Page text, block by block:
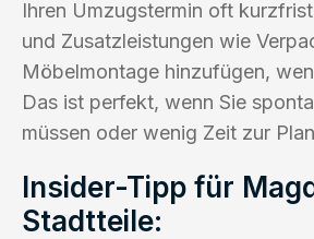
Ihren Umzugstermin oft
und Zusatzleistungen wie
Möbelmontage hinzufügen,
Das ist perfekt, wenn Sie
müssen oder wenig Zeit zur
Insider-Tipp für
Stadtteile: